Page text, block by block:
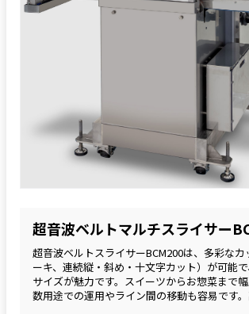
超音波ベルトマルチスライサー
超音波ベルトスライサーBCM200は、多彩な
ーキ、連続縦・斜め・十文字カット）が可能
サイズが魅力です。スイーツからお惣菜まで
数用途での運用やライン間の移動も容易です